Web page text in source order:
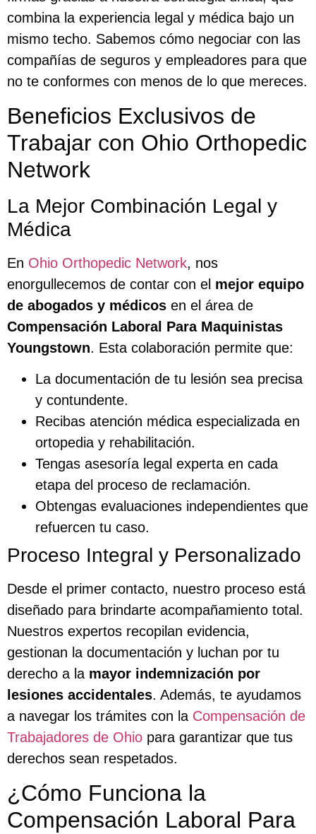
combina la experiencia legal y médica bajo un
mismo techo. Sabemos cómo negociar con las
compañías de seguros y empleadores para que
no te conformes con menos de lo que mereces.
Beneficios Exclusivos de
Trabajar con Ohio Orthopedic
Network
La Mejor Combinación Legal y
Médica
En Ohio Orthopedic Network, nos
enorgullecemos de contar con el mejor equipo
de abogados y médicos en el área de
Compensación Laboral Para Maquinistas
Youngstown. Esta colaboración permite que:
La documentación de tu lesión sea precisa
y contundente.
Recibas atención médica especializada en
ortopedia y rehabilitación.
Tengas asesoría legal experta en cada
etapa del proceso de reclamación.
Obtengas evaluaciones independientes que
refuercen tu caso.
Proceso Integral y Personalizado
Desde el primer contacto, nuestro proceso está
diseñado para brindarte acompañamiento total.
Nuestros expertos recopilan evidencia,
gestionan la documentación y luchan por tu
derecho a la mayor indemnización por
lesiones accidentales. Además, te ayudamos
a navegar los trámites con la Compensación de
Trabajadores de Ohio para garantizar que tus
derechos sean respetados.
¿Cómo Funciona la
Compensación Laboral Para